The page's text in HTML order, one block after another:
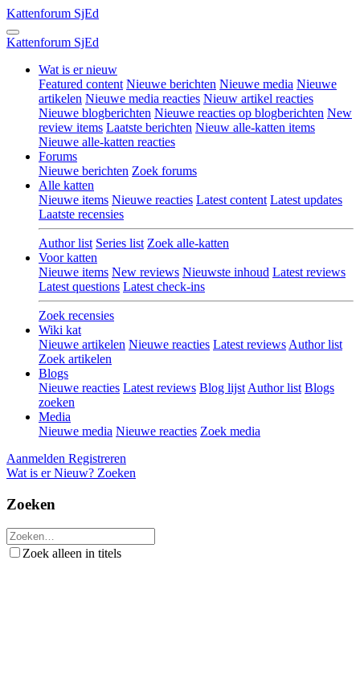
Kattenforum SjEd
Kattenforum SjEd
Wat is er nieuw
Featured content Nieuwe berichten Nieuwe media Nieuwe
artikelen Nieuwe media reacties Nieuw artikel reacties
Nieuwe blogberichten Nieuwe reacties op blogberichten New
review items Laatste berichten Nieuw alle-katten items
Nieuwe alle-katten reacties
Forums
Nieuwe berichten Zoek forums
Alle katten
Nieuwe items Nieuwe reacties Latest content Latest updates
Laatste recensies
Author list Series list Zoek alle-katten
Voor katten
Nieuwe items New reviews Nieuwste inhoud Latest reviews
Latest questions Latest check-ins
Zoek recensies
Wiki kat
Nieuwe artikelen Nieuwe reacties Latest reviews Author list
Zoek artikelen
Blogs
Nieuwe reacties Latest reviews Blog lijst Author list Blogs
zoeken
Media
Nieuwe media Nieuwe reacties Zoek media
Aanmelden Registreren
Wat is er Nieuw? Zoeken
Zoeken
Zoek alleen in titels